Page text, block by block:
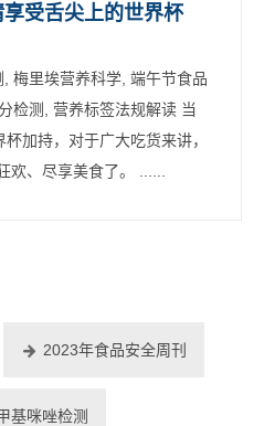
受舌尖上的世界杯
梅里埃营养科学, 端午节食品
检测, 营养标签法规解读 当
加持，对于广大吃货来讲，
欢、尽享美食了。 ......
2023年食品安全周刊
基咪唑检测